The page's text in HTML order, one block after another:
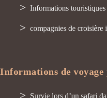
Informations touristiques
compagnies de croisière
Informations de voyage
Survie lors d’un safari